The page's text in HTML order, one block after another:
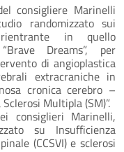
consigliere Marinelli
randomizzato sui
in quello
Dreams”, per
di angioplastica
extracraniche in
cronica cerebro –
Multipla (SM)”.
consiglieri Marinelli,
su Insufficienza
(CCSVI) e sclerosi